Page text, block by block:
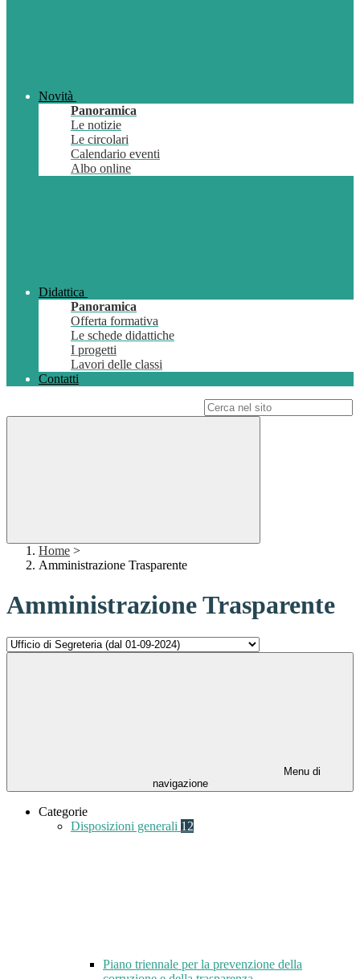
Novità
Panoramica
Le notizie
Le circolari
Calendario eventi
Albo online
Didattica
Panoramica
Offerta formativa
Le schede didattiche
I progetti
Lavori delle classi
Contatti
Home >
Amministrazione Trasparente
Amministrazione Trasparente
Menu di
navigazione
Categorie
Disposizioni generali 12
Piano triennale per la prevenzione della